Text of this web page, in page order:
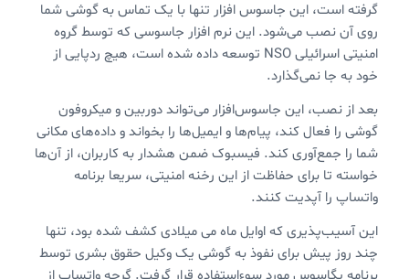
گرفته است، این جاسوس افزار تنها با یک تماس به گوشی شما
روی آن نصب می‌شود. این نرم افزار جاسوسی که توسط گروه
امنیتی اسرائیلی NSO توسعه داده شده است، هیچ ردپایی از
خود به جا نمی‌گذارد.
بعد از نصب، این جاسوس‌افزار می‌تواند دوربین و میکروفون
گوشی را فعال کند، پیام‌ها و ایمیل‌ها را بخواند و داده‌های مکانی
شما را جمع‌آوری کند. فیسبوک ضمن هشدار به کاربران، از آن‌ها
خواسته تا برای حفاظت از این رخنه امنیتی، سریعا برنامه
واتساپ را آپدیت کنند.
این آسیب‌پذیری که اوایل ماه می میلادی کشف شده بود، تنها
چند روز پیش برای نفوذ به گوشی یک وکیل حقوق بشری توسط